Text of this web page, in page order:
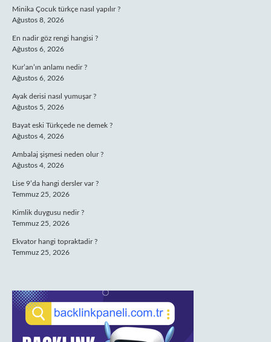
Minika Çocuk türkçe nasıl yapılır ?
Ağustos 8, 2026
En nadir göz rengi hangisi ?
Ağustos 6, 2026
Kur’an’ın anlamı nedir ?
Ağustos 6, 2026
Ayak derisi nasıl yumuşar ?
Ağustos 5, 2026
Bayat eski Türkçede ne demek ?
Ağustos 4, 2026
Ambalaj şişmesi neden olur ?
Ağustos 4, 2026
Lise 9’da hangi dersler var ?
Temmuz 25, 2026
Kimlik duygusu nedir ?
Temmuz 25, 2026
Ekvator hangi topraktadir ?
Temmuz 25, 2026